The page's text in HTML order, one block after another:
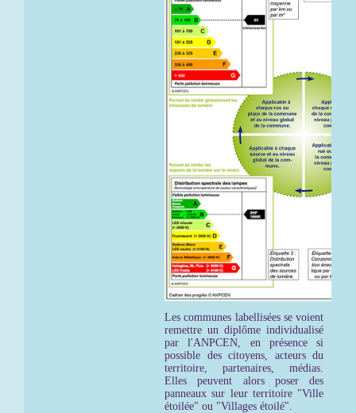
Les communes labellisées se voient
remettre un diplôme individualisé
par l'ANPCEN, en présence si
possible des citoyens, acteurs du
territoire, partenaires, médias.
Elles peuvent alors poser des
panneaux sur leur territoire "Ville
étoilée" ou "Villages étoilé".